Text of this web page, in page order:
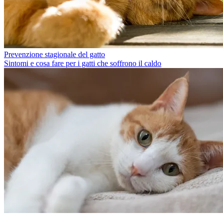
Prevenzione stagionale del gatto
Sintomi e cosa fare per i gatti che soffrono il caldo